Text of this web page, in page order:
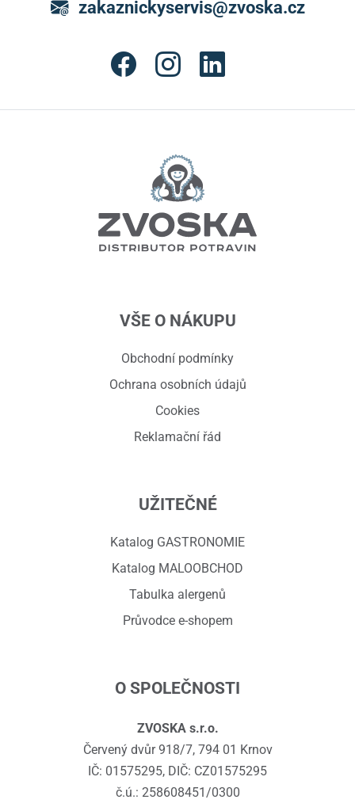
zakaznickyservis@zvoska.cz
VŠE O NÁKUPU
Obchodní podmínky
Ochrana osobních údajů
Cookies
Reklamační řád
UŽITEČNÉ
Katalog GASTRONOMIE
Katalog MALOOBCHOD
Tabulka alergenů
Průvodce e-shopem
O SPOLEČNOSTI
ZVOSKA s.r.o.
Červený dvůr 918/7, 794 01 Krnov
IČ: 01575295, DIČ: CZ01575295
č.ú.: 258608451/0300